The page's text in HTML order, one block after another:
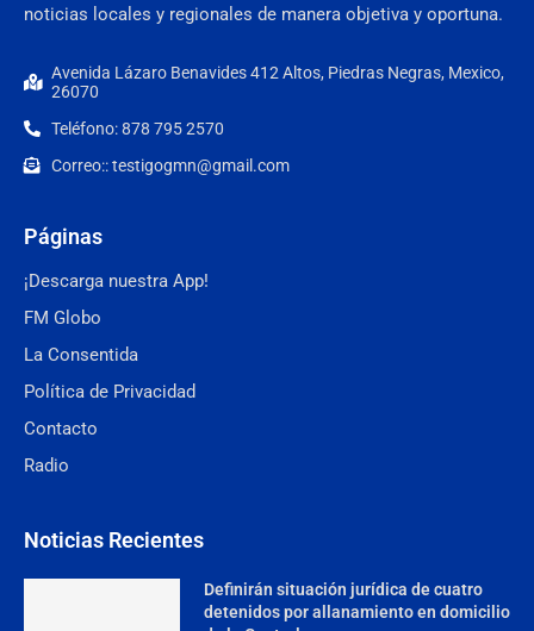
noticias locales y regionales de manera objetiva y oportuna.
Avenida Lázaro Benavides 412 Altos, Piedras Negras, Mexico,
26070
Teléfono: 878 795 2570
Correo:: testigogmn@gmail.com
Páginas
¡Descarga nuestra App!
FM Globo
La Consentida
Política de Privacidad
Contacto
Radio
Noticias Recientes
Definirán situación jurídica de cuatro
detenidos por allanamiento en domicilio